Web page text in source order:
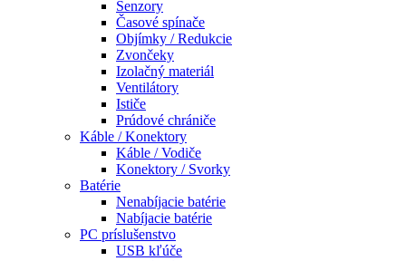
Senzory
Časové spínače
Objímky / Redukcie
Zvončeky
Izolačný materiál
Ventilátory
Ističe
Prúdové chrániče
Káble / Konektory
Káble / Vodiče
Konektory / Svorky
Batérie
Nenabíjacie batérie
Nabíjacie batérie
PC príslušenstvo
USB kľúče